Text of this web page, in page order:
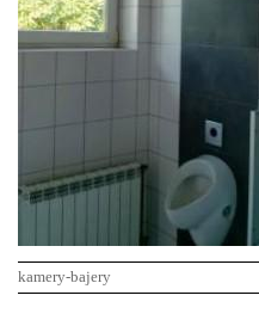
kamery-bajery